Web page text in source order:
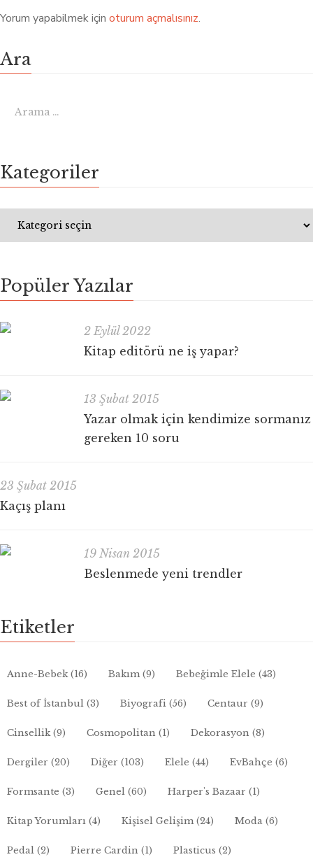
Yorum yapabilmek için oturum açmalısınız.
Ara
Kategoriler
Popüler Yazılar
2 Eylül 2022
Kitap editörü ne iş yapar?
13 Şubat 2015
Yazar olmak için kendimize sormanız
gereken 10 soru
23 Şubat 2015
Kaçış planı
19 Nisan 2015
Beslenmede yeni trendler
Etiketler
Anne-Bebek(16) Bakım(9) Bebeğimle Elele (43)
Best of İstanbul (3) Biyografi (56) Centaur (9)
Cinsellik(9) Cosmopolitan (1) Dekorasyon (8)
Dergiler (20) Diğer (103) Elele (44) EvBahçe (6)
Formsante (3) Genel (60) Harper's Bazaar (1)
Kitap Yorumları (4) Kişisel Gelişim(24) Moda (6)
Pedal (2) Pierre Cardin (1) Plasticus (2)